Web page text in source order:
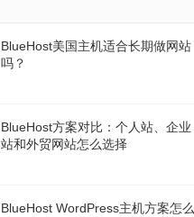
BlueHost美国主机适合长期做网站
吗？
BlueHost方案对比：个人站、企业
站和外贸网站怎么选择
BlueHost WordPress主机方案怎么